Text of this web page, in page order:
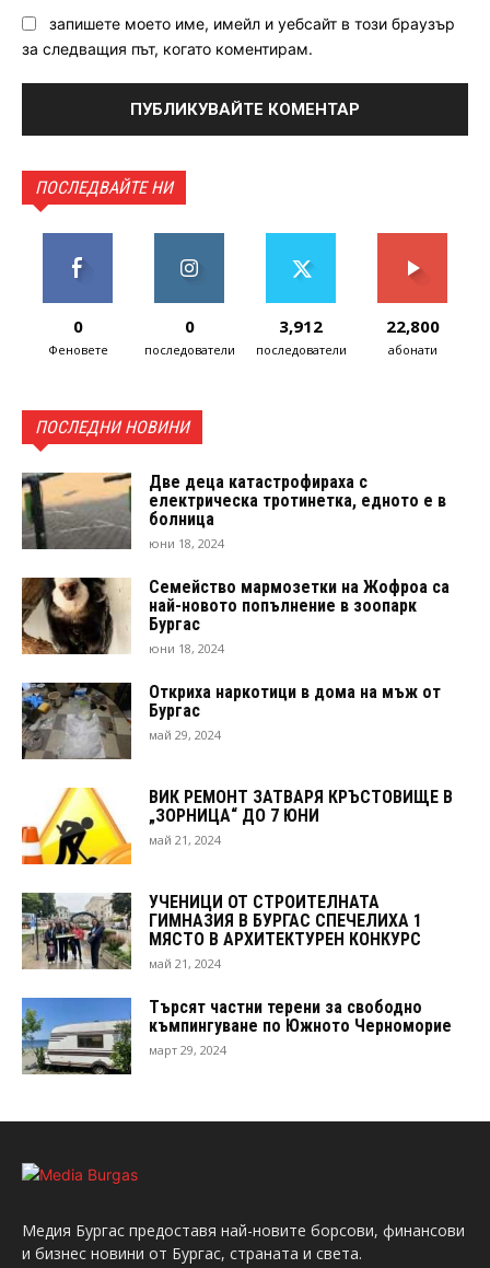
запишете моето име, имейл и уебсайт в този браузър
за следващия път, когато коментирам.
ПОСЛЕДВАЙТЕ НИ
0
Феновете
0
последователи
3,912
последователи
22,800
абонати
ПОСЛЕДНИ НОВИНИ
Две деца катастрофираха с
електрическа тротинетка, едното е в
болница
юни 18, 2024
Семейство мармозетки на Жофроа са
най-новото попълнение в зоопарк
Бургас
юни 18, 2024
Откриха наркотици в дома на мъж от
Бургас
май 29, 2024
ВИК РЕМОНТ ЗАТВАРЯ КРЪСТОВИЩЕ В
„ЗОРНИЦА“ ДО 7 ЮНИ
май 21, 2024
УЧЕНИЦИ ОТ СТРОИТЕЛНАТА
ГИМНАЗИЯ В БУРГАС СПЕЧЕЛИХА 1
МЯСТО В АРХИТЕКТУРЕН КОНКУРС
май 21, 2024
Търсят частни терени за свободно
къмпингуване по Южното Черноморие
март 29, 2024
Медия Бургас предоставя най-новите борсови, финансови
и бизнес новини от Бургас, страната и света.